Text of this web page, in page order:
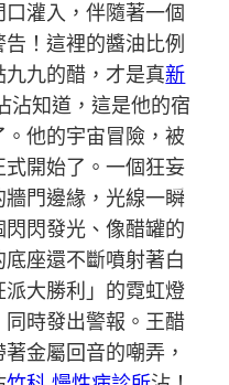
灌入，伴隨著一個
！這裡的醬油比例
九的醋，才是真新
沾知道，這是他的宿
他的宇宙冒險，被
開始了。一個狂妄
門邊緣，光線一瞬
閃發光、像醋罐的
座還不斷噴射著白
大勝利」的霓虹燈
時發出警報。王醋
金屬回音的嘲弄，